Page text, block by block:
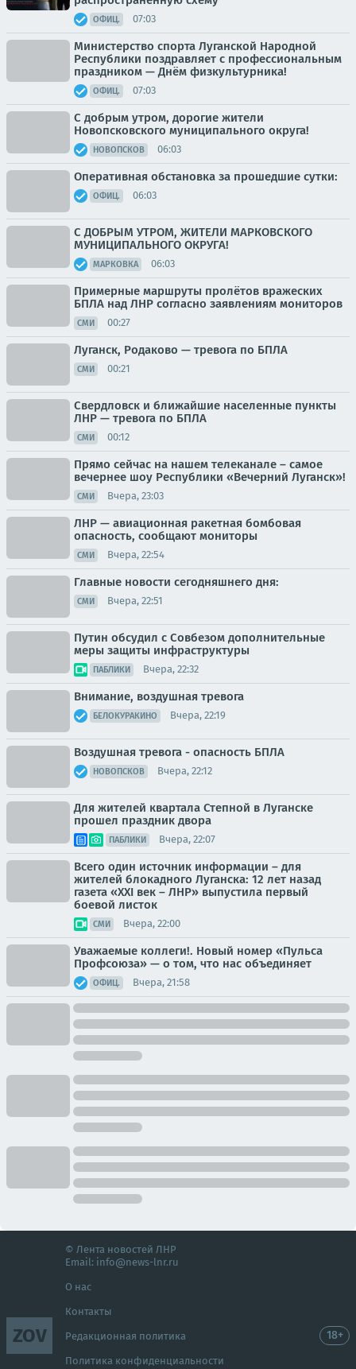
ОФИЦ. 07:03
Министерство спорта Луганской Народной
Республики поздравляет с профессиональным
праздником — Днём физкультурника!
ОФИЦ. 07:03
С добрым утром, дорогие жители
Новопсковского муниципального округа!
НОВОПСКОВ 06:03
Оперативная обстановка за прошедшие сутки:
ОФИЦ. 06:03
С ДОБРЫМ УТРОМ, ЖИТЕЛИ МАРКОВСКОГО
МУНИЦИПАЛЬНОГО ОКРУГА!
МАРКОВКА 06:03
Примерные маршруты пролётов вражеских
БПЛА над ЛНР согласно заявлениям мониторов
СМИ 00:27
Луганск, Родаково — тревога по БПЛА
СМИ 00:21
Свердловск и ближайшие населенные пункты
ЛНР — тревога по БПЛА
СМИ 00:12
Прямо сейчас на нашем телеканале – самое
вечернее шоу Республики «Вечерний Луганск»!
СМИ Вчера, 23:03
ЛНР — авиационная ракетная бомбовая
опасность, сообщают мониторы
СМИ Вчера, 22:54
Главные новости сегодняшнего дня:
СМИ Вчера, 22:51
Путин обсудил с Совбезом дополнительные
меры защиты инфраструктуры
ПАБЛИКИ Вчера, 22:32
Внимание, воздушная тревога
БЕЛОКУРАКИНО Вчера, 22:19
Воздушная тревога - опасность БПЛА
НОВОПСКОВ Вчера, 22:12
Для жителей квартала Степной в Луганске
прошел праздник двора
ПАБЛИКИ Вчера, 22:07
Всего один источник информации – для
жителей блокадного Луганска: 12 лет назад
газета «XXI век – ЛНР» выпустила первый
боевой листок
СМИ Вчера, 22:00
Уважаемые коллеги!. Новый номер «Пульса
Профсоюза» — о том, что нас объединяет
ОФИЦ. Вчера, 21:58
ZOV
© Лента новостей ЛНР
Email: info@news-lnr.ru
О нас
Контакты
Редакционная политика
Политика конфиденциальности
18+